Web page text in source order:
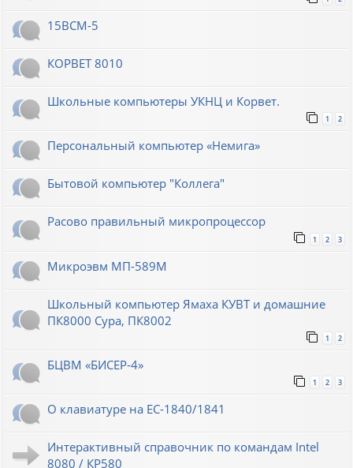
15ВСМ-5
КОРВЕТ 8010
Школьные компьютеры УКНЦ и Корвет.
1 2
Персональный компьютер «Немига»
Бытовой компьютер "Коллега"
Расово правильный микропроцессор
1 2 3
Микроэвм МП-589М
Школьный компьютер Ямаха КУВТ и домашние
ПК8000 Сура, ПК8002
1 2
БЦВМ «БИСЕР-4»
1 2 3
О клавиатуре на ЕС-1840/1841
Интерактивный справочник по командам Intel
8080 / КР580